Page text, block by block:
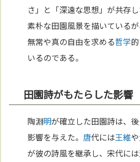
さ」と「深遠な思想」が共存
素朴な田園風景を描いている
無常や真の自由を求める哲学
いるのである。
田園詩がもたらした影響
陶淵明が確立した田園詩は、
影響を与えた。 唐代には王維
が彼の詩風を継承し、宋代に